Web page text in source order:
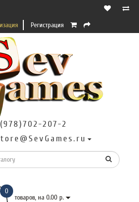
Регистрация
207-2
0
товаров, на 0.00 р.